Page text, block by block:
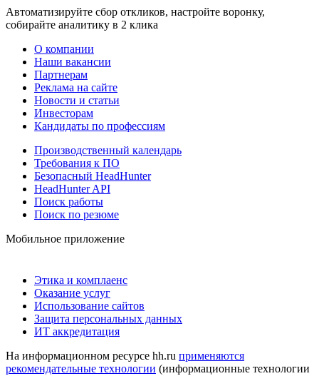
Автоматизируйте сбор откликов, настройте воронку,
собирайте аналитику в 2 клика
О компании
Наши вакансии
Партнерам
Реклама на сайте
Новости и статьи
Инвесторам
Кандидаты по профессиям
Производственный календарь
Требования к ПО
Безопасный HeadHunter
HeadHunter API
Поиск работы
Поиск по резюме
Мобильное приложение
Этика и комплаенс
Оказание услуг
Использование сайтов
Защита персональных данных
ИТ аккредитация
На информационном ресурсе hh.ru применяются
рекомендательные технологии (информационные технологии